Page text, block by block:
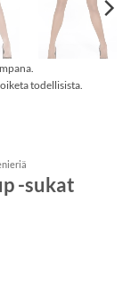
todellisista.
-sukat